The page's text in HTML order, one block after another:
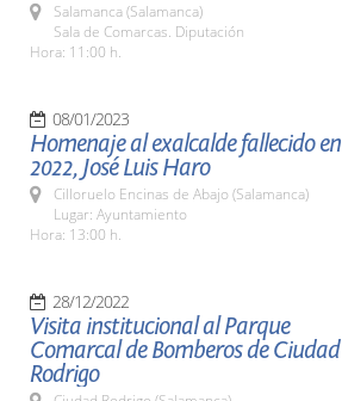
Salamanca (Salamanca)
Sala de Comarcas. Diputación
Hora: 11:00 h.
08/01/2023
Homenaje al exalcalde fallecido en
2022, José Luis Haro
Cilloruelo Encinas de Abajo (Salamanca)
Lugar: Ayuntamiento
Hora: 13:00 h.
28/12/2022
Visita institucional al Parque
Comarcal de Bomberos de Ciudad
Rodrigo